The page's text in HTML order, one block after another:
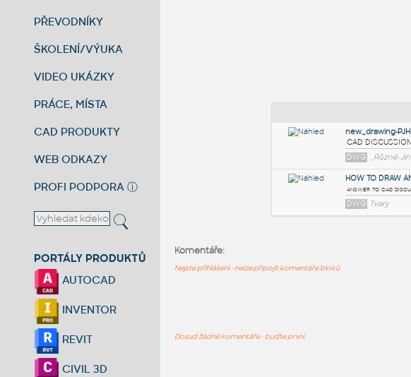
PŘEVODNÍKY
ŠKOLENÍ/VÝUKA
VIDEO UKÁZKY
PRÁCE, MÍSTA
CAD PRODUKTY
WEB ODKAZY
PROFI PODPORA ⓘ
PORTÁLY PRODUKTŮ
AUTOCAD
INVENTOR
REVIT
CIVIL 3D
Komentáře:
Nejste přihlášeni - nelze připojit komentáře bloků
Dosud žádné komentáře - buďte první